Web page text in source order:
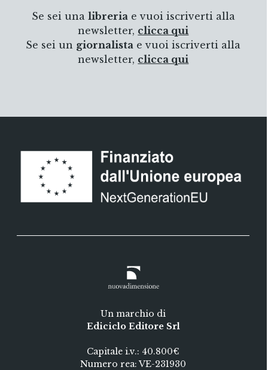
Se sei una libreria e vuoi iscriverti alla
newsletter, clicca qui
Se sei un giornalista e vuoi iscriverti alla
newsletter, clicca qui
Un marchio di
Ediciclo Editore Srl
Capitale i.v.: 40.800€
Numero rea: VE-231930